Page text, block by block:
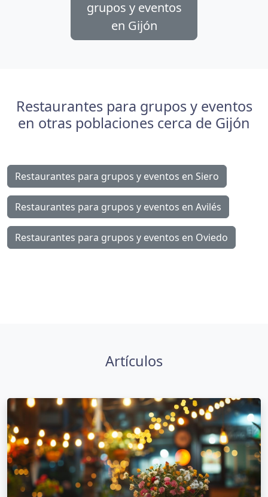
grupos y eventos
en Gijón
Restaurantes para grupos y eventos
en otras poblaciones cerca de Gijón
Restaurantes para grupos y eventos en Siero
Restaurantes para grupos y eventos en Avilés
Restaurantes para grupos y eventos en Oviedo
Artículos